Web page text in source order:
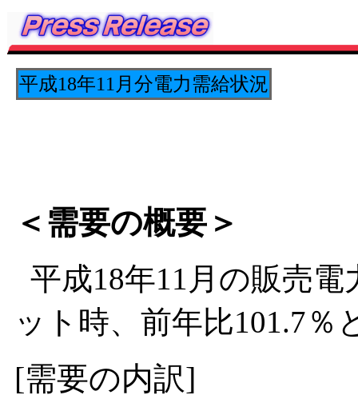
平成18年11月分電力需給状況
＜需要の概要＞
平成18年11月の販売
ット時、前年比101.7％
[需要の内訳]